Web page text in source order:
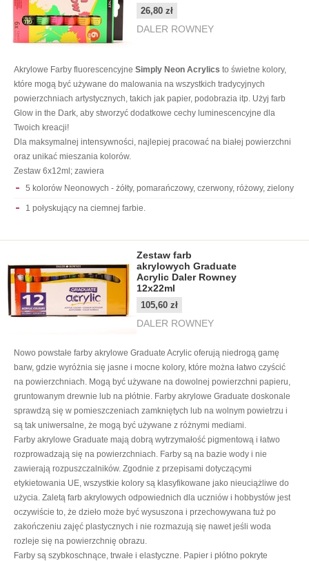
26,80 zł
DALER ROWNEY
Akrylowe Farby fluorescencyjne Simply Neon Acrylics to świetne kolory,
które mogą być używane do malowania na wszystkich tradycyjnych
powierzchniach artystycznych, takich jak papier, podobrazia itp. Użyj farb
Glow in the Dark, aby stworzyć dodatkowe cechy luminescencyjne dla
Twoich kreacji!
Dla maksymalnej intensywności, najlepiej pracować na białej powierzchni
oraz unikać mieszania kolorów.
Zestaw 6x12ml; zawiera
5 kolorów Neonowych - żółty, pomarańczowy, czerwony, różowy, zielony
1 połyskujący na ciemnej farbie.
Zestaw farb
akrylowych Graduate
Acrylic Daler Rowney
12x22ml
105,60 zł
DALER ROWNEY
Nowo powstałe farby akrylowe Graduate Acrylic oferują niedrogą gamę
barw, gdzie wyróżnia się jasne i mocne kolory, które można łatwo czyścić
na powierzchniach. Mogą być używane na dowolnej powierzchni papieru,
gruntowanym drewnie lub na płótnie. Farby akrylowe Graduate doskonale
sprawdzą się w pomieszczeniach zamkniętych lub na wolnym powietrzu i
są tak uniwersalne, że mogą być używane z różnymi mediami.
Farby akrylowe Graduate mają dobrą wytrzymałość pigmentową i łatwo
rozprowadzają się na powierzchniach. Farby są na bazie wody i nie
zawierają rozpuszczalników. Zgodnie z przepisami dotyczącymi
etykietowania UE, wszystkie kolory są klasyfikowane jako nieuciążliwe do
użycia. Zaletą farb akrylowych odpowiednich dla uczniów i hobbystów jest
oczywiście to, że dzieło może być wysuszona i przechowywana tuż po
zakończeniu zajęć plastycznych i nie rozmazują się nawet jeśli woda
rozleje się na powierzchnię obrazu.
Farby są szybkoschnące, trwałe i elastyczne. Papier i płótno pokryte